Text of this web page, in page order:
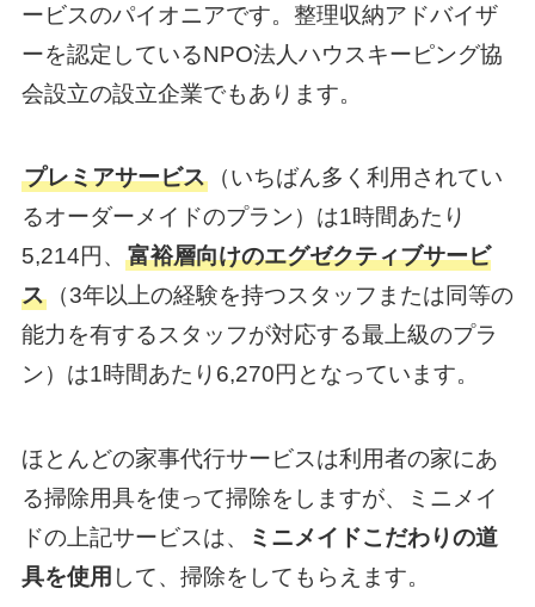
ービスのパイオニアです。整理収納アドバイザ
ーを認定しているNPO法人ハウスキーピング協
会設立の設立企業でもあります。
プレミアサービス（いちばん多く利用されてい
るオーダーメイドのプラン）は1時間あたり
5,214円、 富裕層向けのエグゼクティブサービ
ス（3年以上の経験を持つスタッフまたは同等の
能力を有するスタッフが対応する最上級のプラ
ン）は1時間あたり6,270円となっています。
ほとんどの家事代行サービスは利用者の家にあ
る掃除用具を使って掃除をしますが、ミニメイ
ドの上記サービスは、
ミニメイドこだわりの道
具を使用 して、掃除をしてもらえます。